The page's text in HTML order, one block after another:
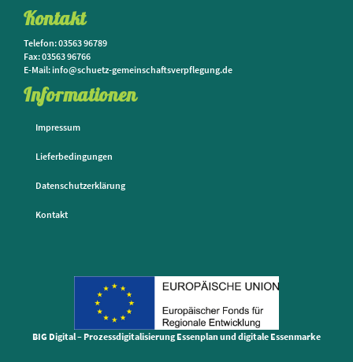
Kontakt
Telefon: 03563 96789
Fax: 03563 96766
E-Mail: info@schuetz-gemeinschaftsverpflegung.de
Informationen
Impressum
Lieferbedingungen
Datenschutzerklärung
Kontakt
BIG Digital – Prozessdigitalisierung Essenplan und digitale Essenmarke